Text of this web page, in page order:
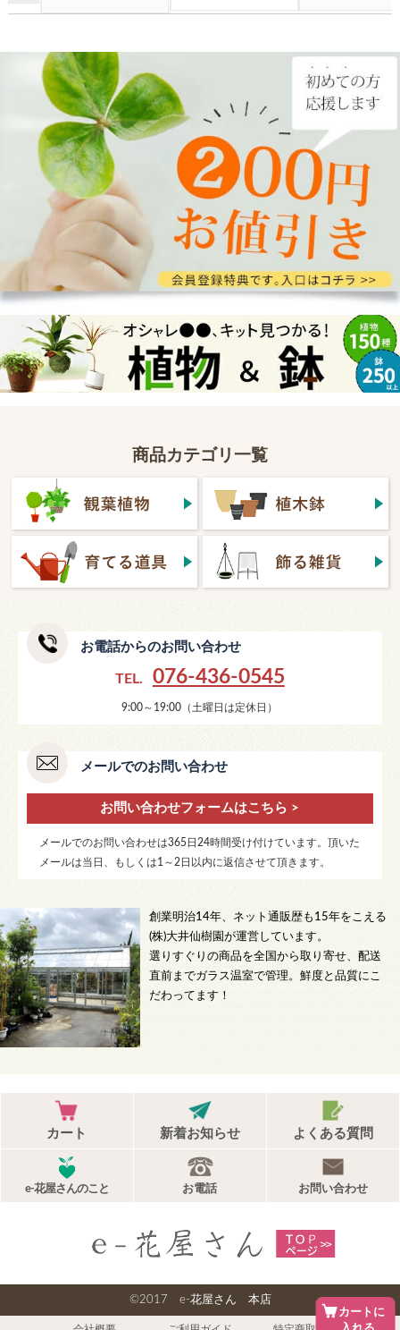
商品カテゴリ一覧
お電話からのお問い合わせ
TEL. 076-436-0545
9:00～19:00（土曜日は定休日）
メールでのお問い合わせ
お問い合わせフォームはこちら >
メールでのお問い合わせは365日24時間受け付けています。頂いた
メールは当日、もしくは1～2日以内に返信させて頂きます。
創業明治14年、ネット通販歴も15年をこえる
(株)大井仙樹園が運営しています。
選りすぐりの商品を全国から取り寄せ、配送
直前までガラス温室で管理。鮮度と品質にこ
だわってます！
カート 新着お知らせ よくある質問
e-花屋さんのこと お電話 お問い合わせ
©2017 e-花屋さん 本店
カートに